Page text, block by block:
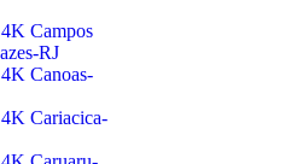
Campos
RJ
Canoas-
Cariacica-